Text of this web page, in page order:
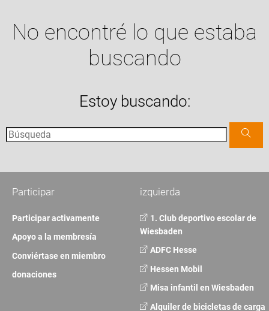
No encontré lo que estaba
buscando
Estoy buscando:
izquierda
1. Club deportivo escolar de
Wiesbaden
ADFC Hesse
Hessen Mobil
Misa infantil en Wiesbaden
Alquiler de bicicletas de carga
Participar
Participar activamente
Apoyo a la membresía
Conviértase en miembro
donaciones